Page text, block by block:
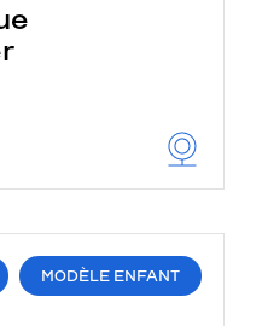
MODÈLE ENFANT